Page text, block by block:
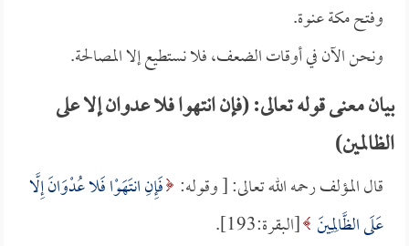
وفتح مكة عنوة.
ونحن الآن في أوقات الضعف، فلا نستطيع إلا المصالحة.
بيان معنى قوله تعالى: (فإن انتهوا فلا عدوان إلا على
الظالمين)
قال المؤلف رحمه الله تعالى: [ وقوله: فَإِنِ انتَهَوْا فَلا عُدْوَانَ إِلَّا
عَلَى الظَّالِمِينَ [البقرة:193].